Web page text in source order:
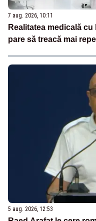
7 aug. 2026, 10:11
Realitatea medicală
pare să treacă mai
5 aug. 2026, 12:53